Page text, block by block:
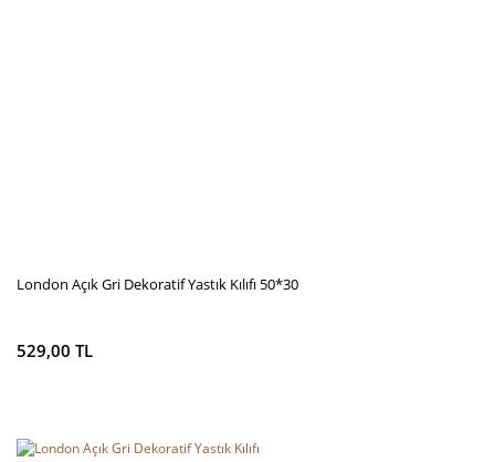
London Açık Gri Dekoratif Yastık Kılıfı 50*30
529,00 TL